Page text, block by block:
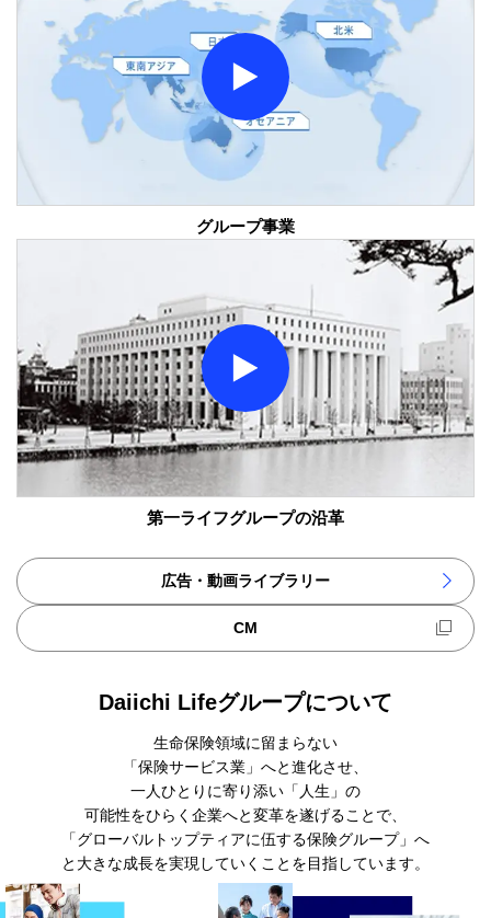
グループ事業
第一ライフグループの沿革
広告・動画ライブラリー
CM新規ウィンドウを開きます
Daiichi Lifeグループについて
生命保険領域に留まらない
「保険サービス業」へと進化させ、
一人ひとりに寄り添い「人生」の
可能性をひらく企業へと変革を遂げることで、
「グローバルトップティアに伍する保険グループ」へ
と大きな成長を実現していくことを目指しています。